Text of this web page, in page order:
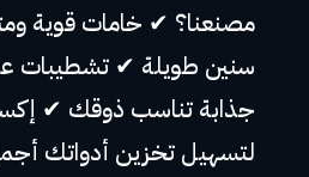
مصنعنا؟ ✔ خامات قوية
سنين طويلة ✔ تشطيبات
جذابة تناسب ذوقك ✔
لتسهيل تخزين أدواتك